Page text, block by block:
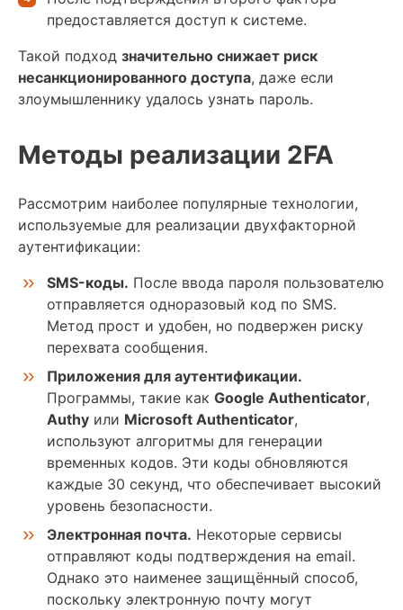
предоставляется доступ к системе.
Такой подход значительно снижает риск
несанкционированного доступа, даже если
злоумышленнику удалось узнать пароль.
Методы реализации 2FA
Рассмотрим наиболее популярные технологии,
используемые для реализации двухфакторной
аутентификации:
SMS-коды. После ввода пароля пользователю
отправляется одноразовый код по SMS.
Метод прост и удобен, но подвержен риску
перехвата сообщения.
Приложения для аутентификации.
Программы, такие как Google Authenticator,
Authy или Microsoft Authenticator,
используют алгоритмы для генерации
временных кодов. Эти коды обновляются
каждые 30 секунд, что обеспечивает высокий
уровень безопасности.
Электронная почта. Некоторые сервисы
отправляют коды подтверждения на email.
Однако это наименее защищённый способ,
поскольку электронную почту могут